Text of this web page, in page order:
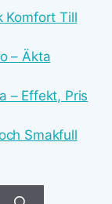
Komfort Till
– Äkta
– Effekt, Pris
Smakfull